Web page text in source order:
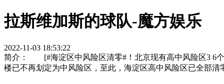
拉斯维加斯的球队-魔方娱乐
2022-11-03 18:53:22
简介： [#海淀区中风险区清零#！北京现有高中风险区3 6个
楼已不再划定为中风险区，至此，海淀区高中风险区已全部清